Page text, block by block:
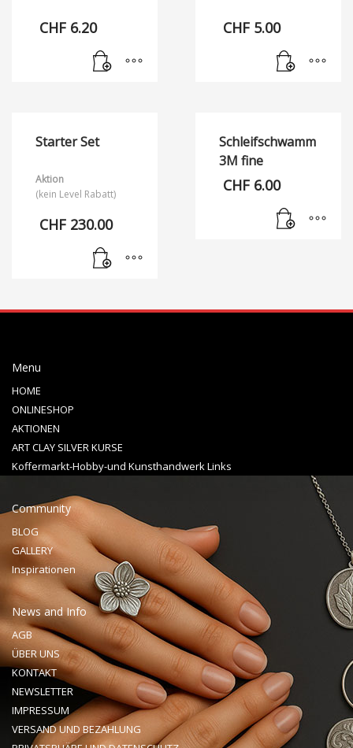
CHF 6.20 CHF5.00
Starter Set
Aktion
(kein Level Rabatt)
CHF 230.00
Schleifschwamm
3M fine
CHF6.00
Menu
HOME
ONLINESHOP
AKTIONEN
ART CLAY SILVER KURSE
Koffermarkt-Hobby-und Kunsthandwerk Links
Community
BLOG
GALLERY
Inspirationen
News and Info
AGB
ÜBER UNS
KONTAKT
NEWSLETTER
IMPRESSUM
VERSAND UND BEZAHLUNG